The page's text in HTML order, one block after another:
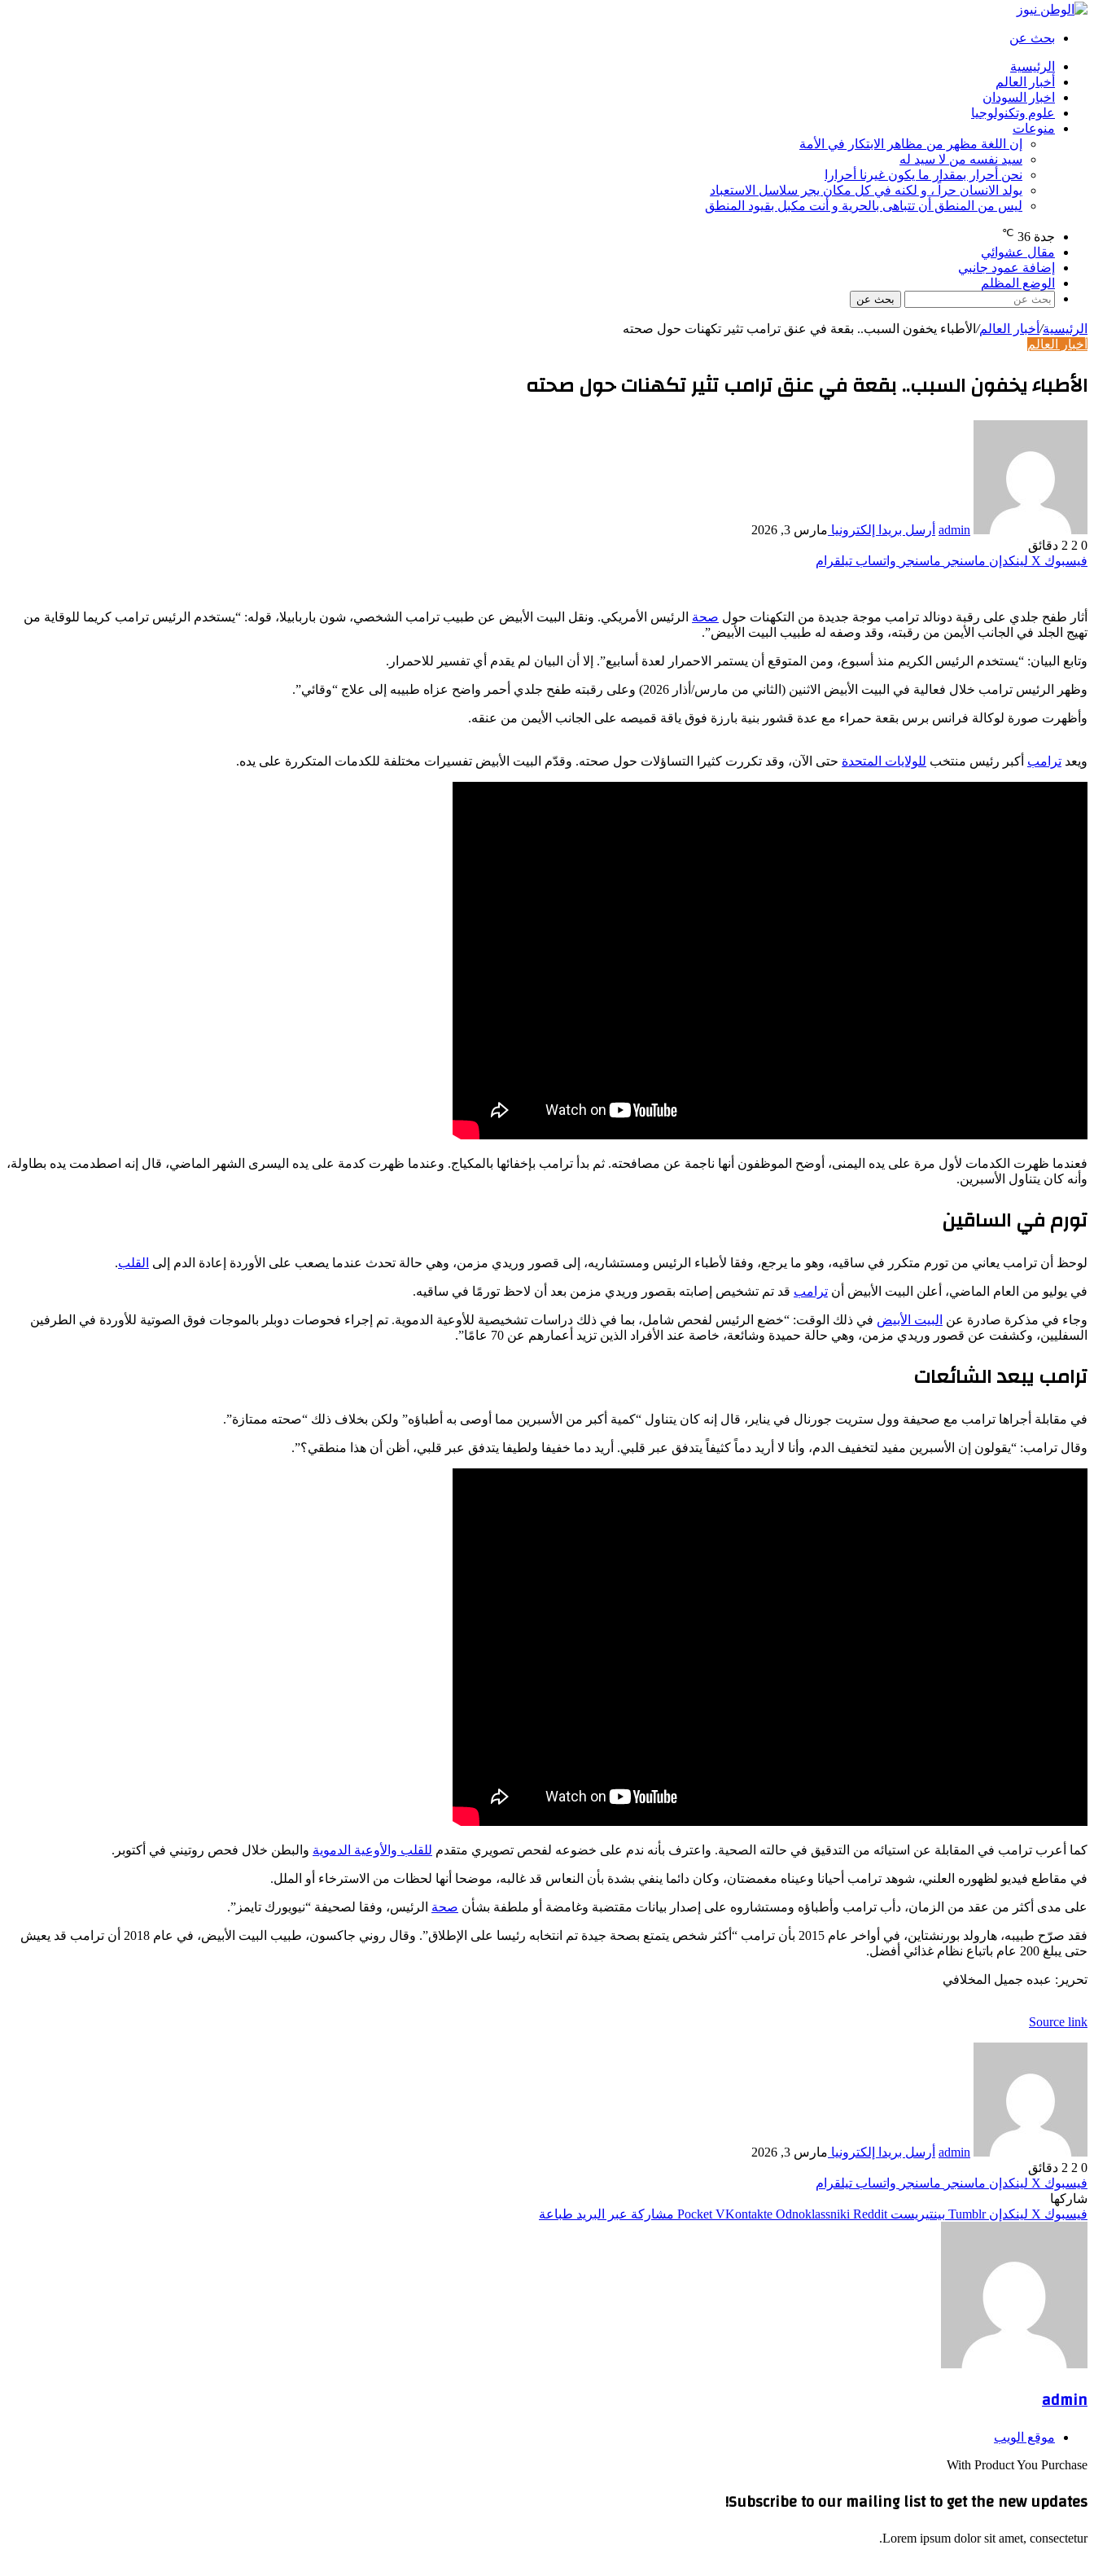
بحث عن
الرئيسية
أخبار العالم
اخبار السودان
علوم وتكنولوجيا
منوعات
إن اللغة مظهر من مظاهر الابتكار في الأمة
سيد نفسه من لا سيد له
نحن أحرار بمقدار ما يكون غيرنا أحرارا
يولد الانسان حراً ، و لكنه في كل مكان يجر سلاسل الاستعباد
ليس من المنطق أن تتباهى بالحرية و أنت مكبل بقيود المنطق
جدة 36
℃
مقال عشوائي
إضافة عمود جانبي
الوضع المظلم
بحث عن
الرئيسية/ أخبار العالم/ الأطباء يخفون السبب.. بقعة في عنق ترامب تثير تكهنات حول صحته
أخبار العالم
الأطباء يخفون السبب.. بقعة في عنق ترامب تثير تكهنات حول صحته
admin أرسل بريدا إلكترونيا مارس 3, 2026
0
2 دقائق
فيسبوك ‫X لينكدإن ماسنجر ماسنجر واتساب تيلقرام
أثار طفح جلدي على رقبة دونالد ترامب موجة جديدة من التكهنات حول صحة الرئيس الأمريكي. ونقل البيت الأبيض عن طبيب ترامب الشخصي، شون باربابيلا، قوله: “يستخدم الرئيس ترامب كريما للوقاية من
تهيج الجلد في الجانب الأيمن من رقبته، وقد وصفه له طبيب البيت الأبيض”.
وتابع البيان: “يستخدم الرئيس الكريم منذ أسبوع، ومن المتوقع أن يستمر الاحمرار لعدة أسابيع”. إلا أن البيان لم يقدم أي تفسير للاحمرار.
وظهر الرئيس ترامب خلال فعالية في البيت الأبيض الاثنين (الثاني من مارس/أذار 2026) وعلى رقبته طفح جلدي أحمر واضح عزاه طبيبه إلى علاج “وقائي”.
وأظهرت صورة لوكالة فرانس برس بقعة حمراء مع عدة قشور بنية بارزة فوق ياقة قميصه على الجانب الأيمن من عنقه.
ويعد ترامب أكبر رئيس منتخب للولايات المتحدة حتى الآن، وقد تكررت كثيرا التساؤلات حول صحته. وقدّم البيت الأبيض تفسيرات مختلفة للكدمات المتكررة على يده.
فعندما ظهرت الكدمات لأول مرة على يده اليمنى، أوضح الموظفون أنها ناجمة عن مصافحته. ثم بدأ ترامب بإخفائها بالمكياج. وعندما ظهرت كدمة على يده اليسرى الشهر الماضي، قال إنه اصطدمت يده بطاولة،
وأنه كان يتناول الأسبرين.
تورم في الساقين
لوحظ أن ترامب يعاني من تورم متكرر في ساقيه، وهو ما يرجع، وفقا لأطباء الرئيس ومستشاريه، إلى قصور وريدي مزمن، وهي حالة تحدث عندما يصعب على الأوردة إعادة الدم إلى القلب.
في يوليو من العام الماضي، أعلن البيت الأبيض أن ترامب قد تم تشخيص إصابته بقصور وريدي مزمن بعد أن لاحظ تورمًا في ساقيه.
وجاء في مذكرة صادرة عن البيت الأبيض في ذلك الوقت: “خضع الرئيس لفحص شامل، بما في ذلك دراسات تشخيصية للأوعية الدموية. تم إجراء فحوصات دوبلر بالموجات فوق الصوتية للأوردة في الطرفين
السفليين، وكشفت عن قصور وريدي مزمن، وهي حالة حميدة وشائعة، خاصة عند الأفراد الذين تزيد أعمارهم عن 70 عامًا”.
ترامب يبعد الشائعات
في مقابلة أجراها ترامب مع صحيفة وول ستريت جورنال في يناير، قال إنه كان يتناول “كمية أكبر من الأسبرين مما أوصى به أطباؤه” ولكن بخلاف ذلك “صحته ممتازة”.
وقال ترامب: “يقولون إن الأسبرين مفيد لتخفيف الدم، وأنا لا أريد دماً كثيفاً يتدفق عبر قلبي. أريد دما خفيفا ولطيفا يتدفق عبر قلبي، أظن أن هذا منطقي؟”.
كما أعرب ترامب في المقابلة عن استيائه من التدقيق في حالته الصحية. واعترف بأنه ندم على خضوعه لفحص تصويري متقدم للقلب والأوعية الدموية والبطن خلال فحص روتيني في أكتوبر.
في مقاطع فيديو لظهوره العلني، شوهد ترامب أحيانا وعيناه مغمضتان، وكان دائما ينفي بشدة بأن النعاس قد غالبه، موضحا أنها لحظات من الاسترخاء أو الملل.
على مدى أكثر من عقد من الزمان، دأب ترامب وأطباؤه ومستشاروه على إصدار بيانات مقتضبة وغامضة أو ملطفة بشأن صحة الرئيس، وفقا لصحيفة “نيويورك تايمز”.
فقد صرّح طبيبه، هارولد بورنشتاين، في أواخر عام 2015 بأن ترامب “أكثر شخص يتمتع بصحة جيدة تم انتخابه رئيسا على الإطلاق”. وقال روني جاكسون، طبيب البيت الأبيض، في عام 2018 أن ترامب قد يعيش
حتى يبلغ 200 عام باتباع نظام غذائي أفضل.
تحرير: عبده جميل المخلافي
Source link
admin أرسل بريدا إلكترونيا مارس 3, 2026
0
2 دقائق
فيسبوك ‫X لينكدإن ماسنجر ماسنجر واتساب تيلقرام
شاركها
فيسبوك ‫X لينكدإن بينتيريست Odnoklassniki
‫Pocket مشاركة عبر البريد طباعة
admin
موقع الويب
With Product You Purchase
Subscribe to our mailing list to get the new updates!
Lorem ipsum dolor sit amet, consectetur.